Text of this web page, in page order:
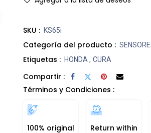
SKU : KS65i
Categoría del producto :
Etiquetas : HONDA , CURA
Compartir :
Términos y Condiciones :
100% original
Return within